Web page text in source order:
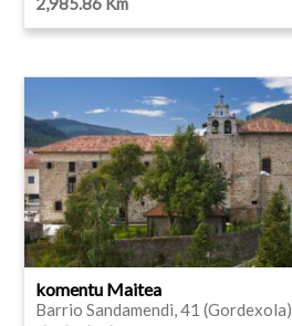
komentu Maitea
Barrio Sandamendi, 41 (Gordexola)